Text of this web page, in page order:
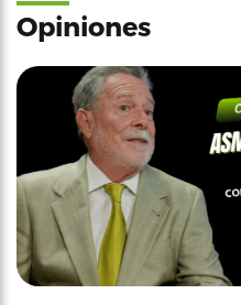
Opiniones